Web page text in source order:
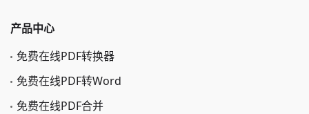
产品中心
免费在线PDF转换器
免费在线PDF转Word
免费在线PDF合并